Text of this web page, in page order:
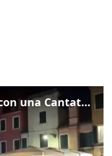
Venezia omaggia Guccini con una Cantata Anarchica in campo Santa Margherita